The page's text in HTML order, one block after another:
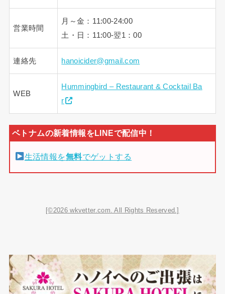
営業時間
月～金：11:00-24:00
土・日：11:00-翌1：00
連絡先 hanoicider@gmail.com
WEB
Hummingbird – Restaurant & Cocktail Ba
r
生活情報を無料でゲットする
[©2026 wkvetter.com. All Rights Reserved.]